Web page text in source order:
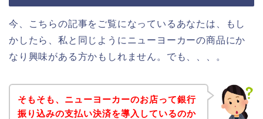
今、こちらの記事をご覧になっているあなたは、もし
かしたら、私と同じようにニューヨーカーの商品にか
なり興味がある方かもしれません。でも、、、。
そもそも、ニューヨーカーのお店って銀行
振り込みの支払い決済を導入しているのか